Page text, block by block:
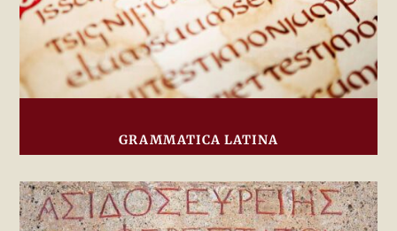
GRAMMATICA LATINA